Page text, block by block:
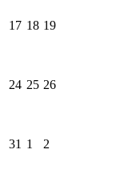
17 18 19
24 25 26
31 1 2